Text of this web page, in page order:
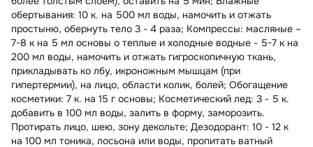
обертывания: 10 к. на 500 мл воды, намочить и отжать
простыню, обернуть тело 3 - 4 раза; Компрессы: масляные –
7-8 к на 5 мл основы o теплые и холодные водные - 5-7 к на
200 мл воды, намочить и отжать гигроскопичную ткань,
прикладывать ко лбу, икроножным мышцам (при
гипертермии), на лицо, области колик, болей; Обогащение
косметики: 7 к. на 15 г основы; Косметический лед: 3 - 5 к.
добавить в 100 мл воды, залить в форму, заморозить.
Протирать лицо, шею, зону декольте; Дезодорант: 10 - 12 к
на 100 мл тоника, лосьона или воды, пропитать ватный